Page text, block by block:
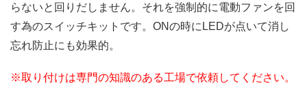
らないと回りだしません。それを強制的に電動ファンを回
す為のスイッチキットです。ONの時にLEDが点いて消し
忘れ防止にも効果的。
※取り付けは専門の知識のある工場で依頼してください。